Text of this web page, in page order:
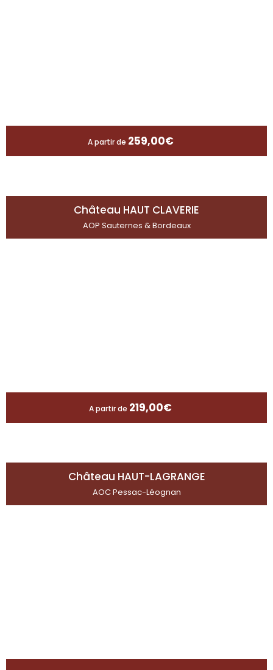
A partir de 259,00€
Château HAUT CLAVERIE
AOP Sauternes & Bordeaux
A partir de 219,00€
Château HAUT-LAGRANGE
AOC Pessac-Léognan